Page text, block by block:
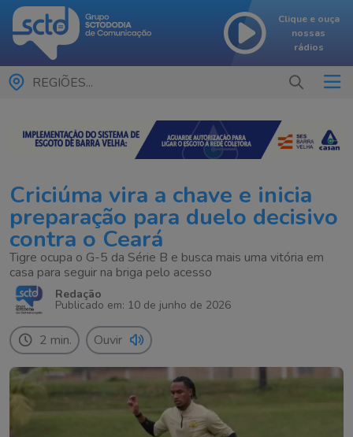
Clique e ouça
nossas
rádios
REGIÕES...
Criciúma vira a chave e inicia
preparação para duelo decisivo
contra o Ceará
Tigre ocupa o G-5 da Série B e busca mais uma vitória em
casa para seguir na briga pelo acesso
Redação
Publicado em: 10 de junho de 2026
2 min. Ouvir